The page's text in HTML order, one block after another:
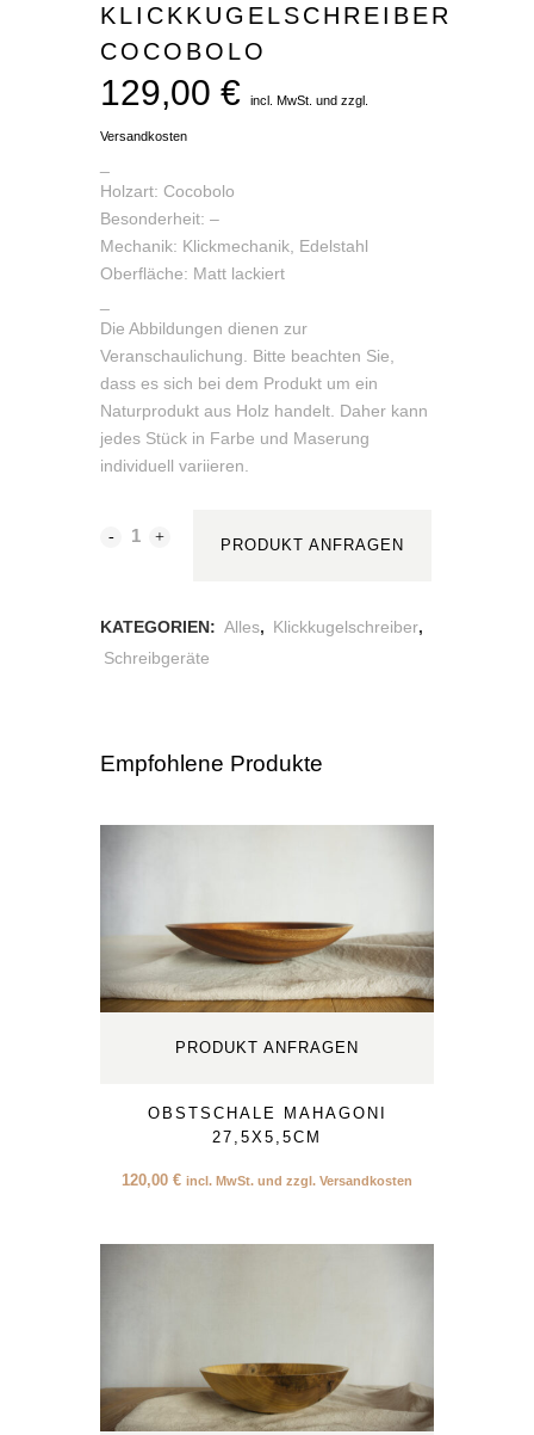
KLICKKUGELSCHREIBER
COCOBOLO
129,00 € incl. MwSt. und zzgl.
Versandkosten
Holzart: Cocobolo
Besonderheit: –
Mechanik: Klickmechanik, Edelstahl
Oberfläche: Matt lackiert
Die Abbildungen dienen zur
Veranschaulichung. Bitte beachten Sie,
dass es sich bei dem Produkt um ein
Naturprodukt aus Holz handelt. Daher kann
jedes Stück in Farbe und Maserung
individuell variieren.
Klickkugelschreiber
quantity
PRODUKT ANFRAGEN
KATEGORIEN: Alles, Klickkugelschreiber,
Schreibgeräte
PRODUKT ANFRAGEN
OBSTSCHALE MAHAGONI
27,5X5,5CM
120,00 € incl. MwSt. und zzgl. Versandkosten